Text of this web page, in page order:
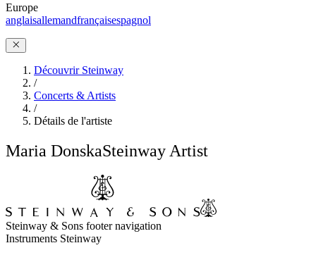
Europe
anglaisallemandfrançaisespagnol
Découvrir Steinway
/
Concerts & Artists
/
Détails de l'artiste
Maria DonskaSteinway Artist
Steinway & Sons footer navigation
Instruments Steinway